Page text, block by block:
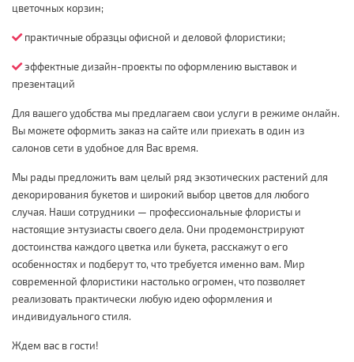
цветочных корзин;
практичные образцы офисной и деловой флористики;
эффектные дизайн-проекты по оформлению выставок и
презентаций
Для вашего удобства мы предлагаем свои услуги в режиме онлайн.
Вы можете оформить заказ на сайте или приехать в один из
салонов сети в удобное для Вас время.
Мы рады предложить вам целый ряд экзотических растений для
декорирования букетов и широкий выбор цветов для любого
случая. Наши сотрудники — профессиональные флористы и
настоящие энтузиасты своего дела. Они продемонстрируют
достоинства каждого цветка или букета, расскажут о его
особенностях и подберут то, что требуется именно вам. Мир
современной флористики настолько огромен, что позволяет
реализовать практически любую идею оформления и
индивидуального стиля.
Ждем вас в гости!